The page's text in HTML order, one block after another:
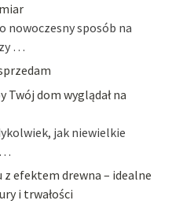
nowoczesny sposób na
…
Twój dom wyglądał na
jak niewielkie
…
z efektem drewna – idealne
i trwałości